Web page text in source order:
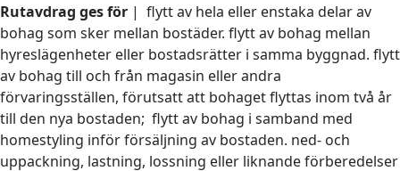
Rutavdrag ges för | flytt av hela eller enstaka delar av
bohag som sker mellan bostäder. flytt av bohag mellan
hyreslägenheter eller bostadsrätter i samma byggnad. flytt
av bohag till och från magasin eller andra
förvaringsställen, förutsatt att bohaget flyttas inom två år
till den nya bostaden; flytt av bohag i samband med
homestyling inför försäljning av bostaden. ned- och
uppackning, lastning, lossning eller liknande förberedelser